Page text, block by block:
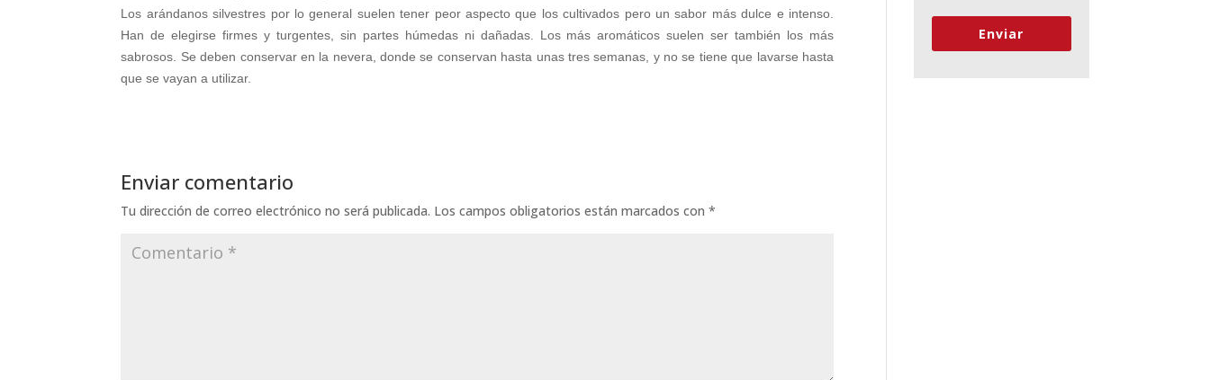
Los arándanos silvestres por lo general suelen tener peor aspecto que los cultivados pero un sabor más dulce e intenso.
Han de elegirse firmes y turgentes, sin partes húmedas ni dañadas. Los más aromáticos suelen ser también los más
sabrosos. Se deben conservar en la nevera, donde se conservan hasta unas tres semanas, y no se tiene que lavarse hasta
que se vayan a utilizar.
Enviar comentario
Tu dirección de correo electrónico no será publicada. Los campos obligatorios están marcados con*
Enviar